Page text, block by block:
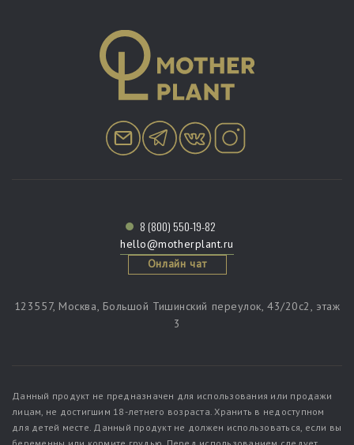
8 (800) 550-19-82
hello@motherplant.ru
Онлайн чат
123557, Москва, Большой Тишинский переулок, 43/20c2, этаж
3
Данный продукт не предназначен для использования или продажи
лицам, не достигшим 18-летнего возраста. Хранить в недоступном
для детей месте. Данный продукт не должен использоваться, если вы